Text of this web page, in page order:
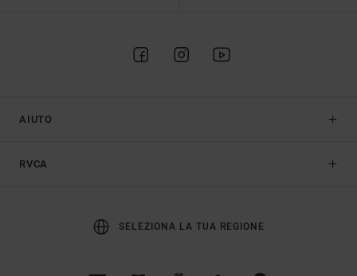
AIUTO
RVCA
SELEZIONA LA TUA REGIONE